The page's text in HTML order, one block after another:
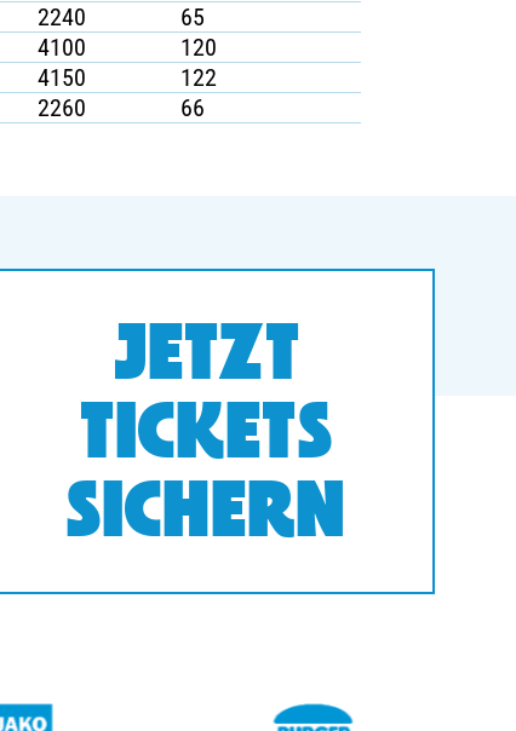
2240
65
4100
120
4150
122
2260 66
JETZT
TICKETS
SICHERN